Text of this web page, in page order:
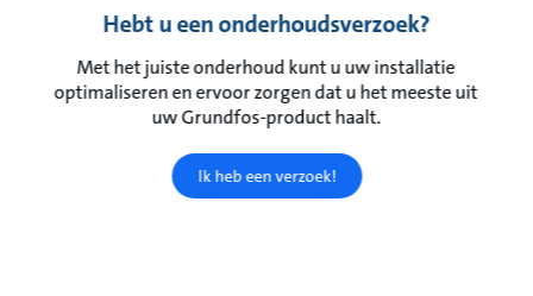
Hebt u een onderhoudsverzoek?
Met het juiste onderhoud kunt u uw installatie
optimaliseren en ervoor zorgen dat u het meeste uit
uw Grundfos-product haalt.
Ik heb een verzoek!